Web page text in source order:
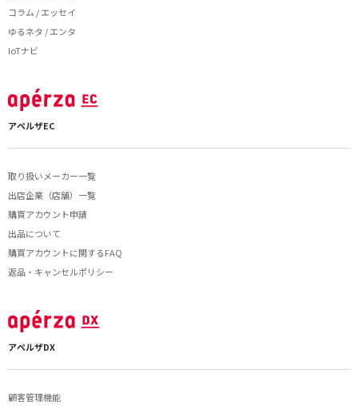
コラム / エッセイ
ゆるネタ / エンタ
IoTナビ
アペルザEC
取り扱いメーカー一覧
出店企業（店舗）一覧
購買アカウント申請
出品について
購買アカウントに関するFAQ
返品・キャンセルポリシー
アペルザDX
顧客管理機能